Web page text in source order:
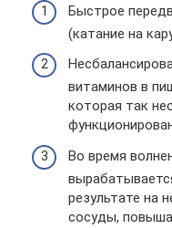
Быстрое
(катание на
витаминов в
которая так
Во время
результате на
сосуды,